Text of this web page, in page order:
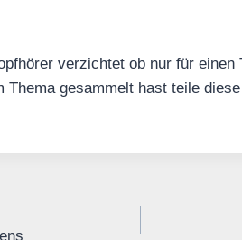
verzichtet ob nur für einen
Thema gesammelt hast teile